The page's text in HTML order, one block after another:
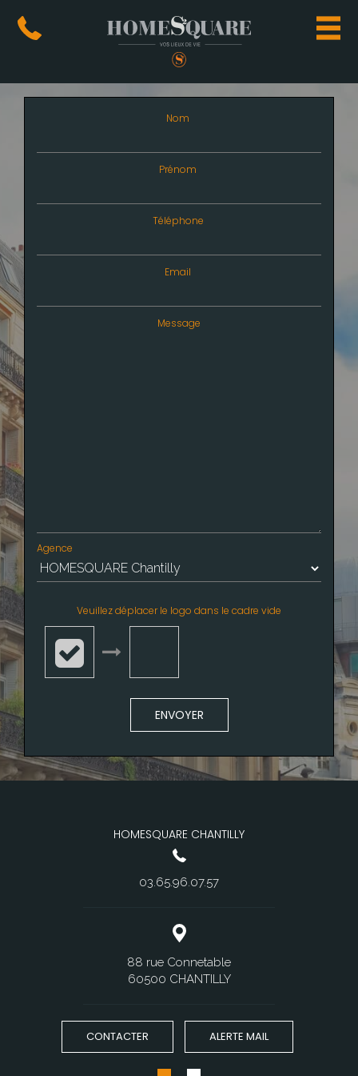
Nom
Prénom
Téléphone
Email
Message
Agence
Veuillez déplacer le logo dans le cadre vide
ENVOYER
HOMESQUARE CHANTILLY
03.65.96.07.57
88 rue Connetable
60500 CHANTILLY
CONTACTER ALERTE MAIL